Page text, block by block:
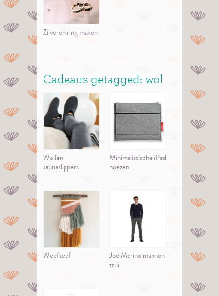
Zilveren ring maken
Cadeaus getagged: wol
Wollen
saunaslippers
Minimalistische iPad
hoezen
Weefteef
Joe Merino mannen
trui